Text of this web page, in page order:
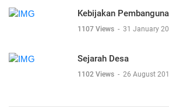
Kebijakan
1107 Views - 31 January
Sejarah Desa
1102 Views - 26 August